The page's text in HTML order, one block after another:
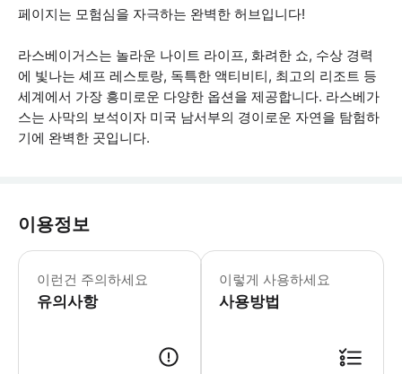
페이지는 모험심을 자극하는 완벽한 허브입니다!
라스베이거스는 놀라운 나이트 라이프, 화려한 쇼, 수상 경력
에 빛나는 셰프 레스토랑, 독특한 액티비티, 최고의 리조트 등
세계에서 가장 흥미로운 다양한 옵션을 제공합니다. 라스베가
스는 사막의 보석이자 미국 남서부의 경이로운 자연을 탐험하
기에 완벽한 곳입니다.
이용정보
이런건 주의하세요
유의사항
투어 중 차량 내 주류 소지는 허용되
이렇게 사용하세요
사용방법